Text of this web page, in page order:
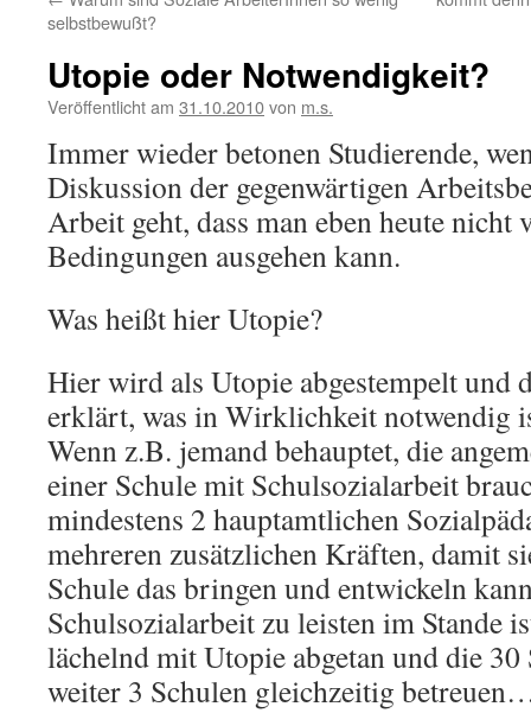
selbstbewußt?
Utopie oder Notwendigkeit?
Veröffentlicht am 31.10.2010von m.s.
Immer wieder betonen Studierende,
Diskussion der gegenwärtigen
Arbeit geht, dass man eben heute nicht
Bedingungen ausgehen kann.
Was heißt hier Utopie?
Hier wird als Utopie abgestempelt und
erklärt, was in Wirklichkeit notwendig
Wenn z.B. jemand behauptet, die
einer Schule mit Schulsozialarbeit
mindestens 2 hauptamtlichen
mehreren zusätzlichen Kräften, damit
Schule das bringen und entwickeln
Schulsozialarbeit zu leisten im Stande
lächelnd mit Utopie abgetan und die
weiter 3 Schulen gleichzeitig